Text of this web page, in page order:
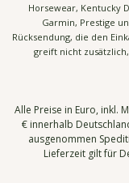
Horsewear, Kentucky
Garmin, Prestige
Rücksendung, die den
greift nicht
Alle Preise in Euro, inkl.
€ innerhalb
ausgenommen
Lieferzeit gilt für